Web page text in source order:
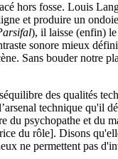
hors fosse. Louis
et produire un
), il laisse (enfin)
sonore mieux
Sans bouder notre
des qualités
technique qu'il
du psychopathe et du
du rôle]. Disons
ne permettent pas